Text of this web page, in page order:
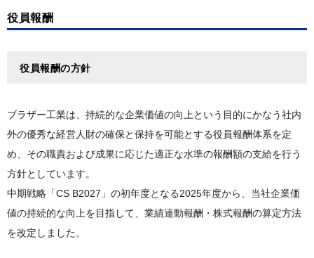
役員報酬
役員報酬の方針
ブラザー工業は、持続的な企業価値の向上という目的にかなう社内
外の優秀な経営人財の確保と保持を可能とする役員報酬体系を定
め、その職責および成果に応じた適正な水準の報酬額の支給を行う
方針としています。
中期戦略「CS B2027」の初年度となる2025年度から、当社企業価
値の持続的な向上を目指して、業績連動報酬・株式報酬の算定方法
を改定しました。